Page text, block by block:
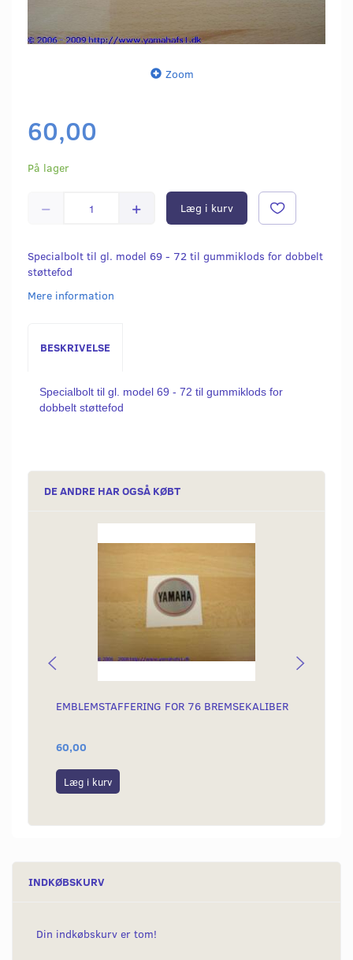
Zoom
60,00
På lager
Læg i kurv
Specialbolt til gl. model 69 - 72 til gummiklods for dobbelt
støttefod
Mere information
BESKRIVELSE
Specialbolt til gl. model 69 - 72 til gummiklods for
dobbelt støttefod
DE ANDRE HAR OGSÅ KØBT
EMBLEMSTAFFERING FOR 76 BREMSEKALIBER
60,00
Læg i kurv
INDKØBSKURV
Din indkøbskurv er tom!